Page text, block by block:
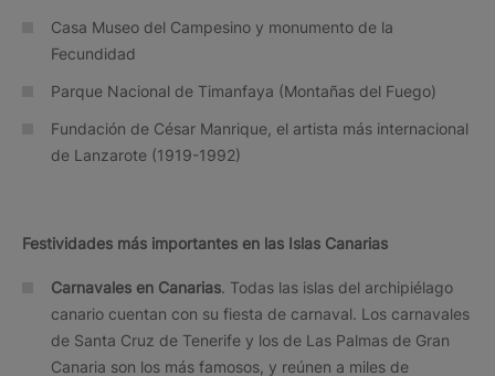
Casa Museo del Campesino y monumento de la
Fecundidad
Parque Nacional de Timanfaya (Montañas del Fuego)
Fundación de César Manrique, el artista más internacional
de Lanzarote (1919-1992)
Festividades más importantes en las Islas Canarias
Carnavales en Canarias. Todas las islas del archipiélago
canario cuentan con su fiesta de carnaval. Los carnavales
de Santa Cruz de Tenerife y los de Las Palmas de Gran
Canaria son los más famosos, y reúnen a miles de